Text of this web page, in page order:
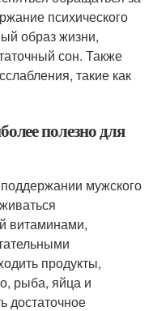
психического
образ жизни,
сон. Также
такие как
полезно для
мужского
витаминами,
продукты,
рыба, яйца и
достаточное